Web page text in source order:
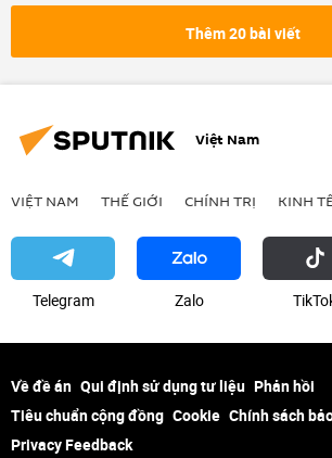
Thế giới
Chính trị
Thêm 20 bài viết
Việt Nam
VIỆT NAM THẾ GIỚI CHÍNH TRỊ KINH
Telegram Zalo
Về đề án Qui định sử dụng tư liệu Phản hồi
Tiêu chuẩn cộng đồng Cookie Chính sách
Privacy Feedback